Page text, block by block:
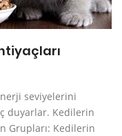
seviyelerini
duyarlar. Kedilerin
Grupları: Kedilerin